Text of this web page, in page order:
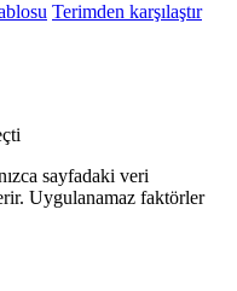
Terimden karşılaştır
sayfadaki veri
Uygulanamaz faktörler